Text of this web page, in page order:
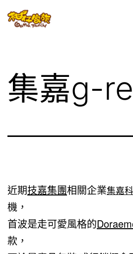
至
容
柑
族
BLOG
集嘉g-re
近期技嘉集團相關企業集嘉
機，
首波是走可愛風格的
款，